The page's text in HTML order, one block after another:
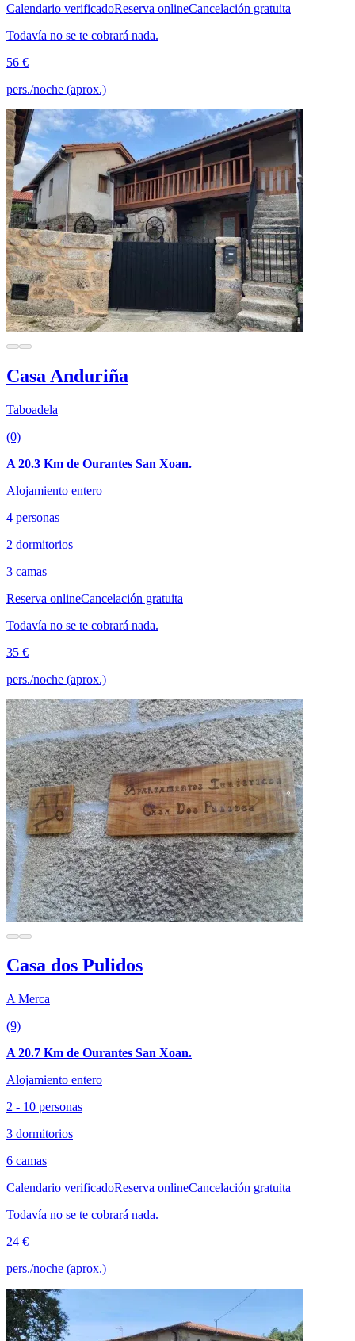
Calendario verificadoReserva onlineCancelación gratuita
Todavía no se te cobrará nada.
56 €
pers./noche (aprox.)
Casa Anduriña
Taboadela
(0)
A 20.3 Km de Ourantes San Xoan.
Alojamiento entero
4 personas
2 dormitorios
3 camas
Reserva onlineCancelación gratuita
Todavía no se te cobrará nada.
35 €
pers./noche (aprox.)
Casa dos Pulidos
A Merca
(9)
A 20.7 Km de Ourantes San Xoan.
Alojamiento entero
2 - 10 personas
3 dormitorios
6 camas
Calendario verificadoReserva onlineCancelación gratuita
Todavía no se te cobrará nada.
24 €
pers./noche (aprox.)